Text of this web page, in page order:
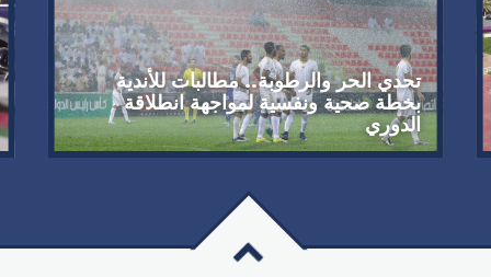
تحدي الحر والرطوبة.. مطالبات للأندية
بخطة صحية ونفسية لمواجهة انطلاقة
الدوري